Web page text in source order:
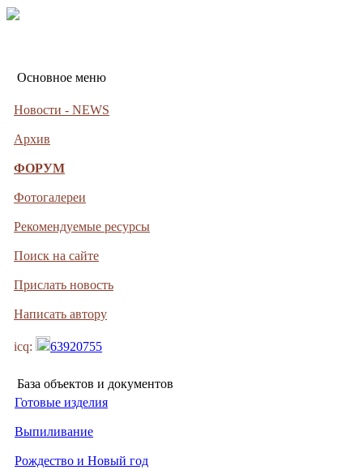
Основное меню
Новости - NEWS
Архив
ФОРУМ
Фотогалереи
Рекомендуемые ресурсы
Поиск на сайте
Прислать новость
Написать автору
icq: 63920755
База объектов и документов
Готовые изделия
Выпиливание
Рождество и Новый год